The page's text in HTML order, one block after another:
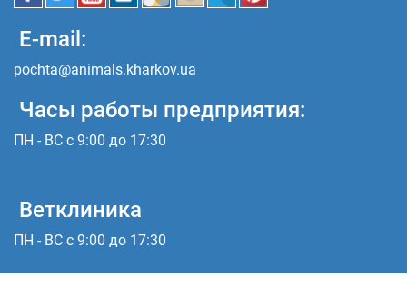
E-mail:
pochta@animals.kharkov.ua
Часы работы предприятия:
ПН - ВС с 9:00 до 17:30
Ветклиника
ПН - ВС с 9:00 до 17:30